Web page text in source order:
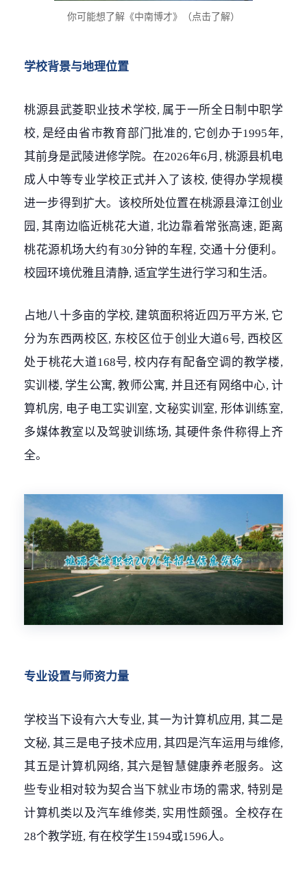
你可能想了解《中南博才》（点击了解）
学校背景与地理位置
桃源县武菱职业技术学校, 属于一所全日制中职学
校, 是经由省市教育部门批准的, 它创办于1995年,
其前身是武陵进修学院。在2026年6月, 桃源县机电
成人中等专业学校正式并入了该校, 使得办学规模
进一步得到扩大。该校所处位置在桃源县漳江创业
园, 其南边临近桃花大道, 北边靠着常张高速, 距离
桃花源机场大约有30分钟的车程, 交通十分便利。
校园环境优雅且清静, 适宜学生进行学习和生活。
占地八十多亩的学校, 建筑面积将近四万平方米, 它
分为东西两校区, 东校区位于创业大道6号, 西校区
处于桃花大道168号, 校内存有配备空调的教学楼,
实训楼, 学生公寓, 教师公寓, 并且还有网络中心, 计
算机房, 电子电工实训室, 文秘实训室, 形体训练室,
多媒体教室以及驾驶训练场, 其硬件条件称得上齐
全。
专业设置与师资力量
学校当下设有六大专业, 其一为计算机应用, 其二是
文秘, 其三是电子技术应用, 其四是汽车运用与维修,
其五是计算机网络, 其六是智慧健康养老服务。这
些专业相对较为契合当下就业市场的需求, 特别是
计算机类以及汽车维修类, 实用性颇强。全校存在
28个教学班, 有在校学生1594或1596人。